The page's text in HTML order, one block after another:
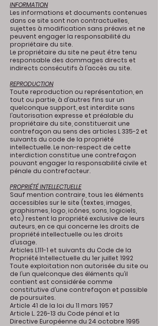
INFORMATION
Les informations et documents contenues
dans ce site sont non contractuelles,
sujettes à modification sans préavis et ne
peuvent engager la responsabilité du
propriétaire du site.
Le propriétaire du site ne peut être tenu
responsable des dommages directs et
indirects consécutifs à l’accès au site.
REPRODUCTION
Toute reproduction ou représentation, en
tout ou partie, à d’autres fins sur un
quelconque support, est interdite sans
l’autorisation expresse et préalable du
propriétaire du site, constituerait une
contrefaçon au sens des articles L 335-2 et
suivants du code de la propriété
intellectuelle. Le non-respect de cette
interdiction constitue une contrefaçon
pouvant engager la responsabilité civile et
pénale du contrefacteur.
PROPRIÉTÉ INTELLECTUELLE
Sauf mention contraire, tous les éléments
accessibles sur le site (textes, images,
graphismes, logo, icônes, sons, logiciels,
etc.) restent la propriété exclusive de leurs
auteurs, en ce qui concerne les droits de
propriété intellectuelle ou les droits
d’usage.
Articles L111-1 et suivants du Code de la
Propriété Intellectuelle du 1er juillet 1992
Toute exploitation non autorisée du site ou
de l’un quelconque des éléments qu’il
contient est considérée comme
constitutive d’une contrefaçon et passible
de poursuites.
Article 41 de la loi du 11 mars 1957
Article L. 226-13 du Code pénal et la
Directive Européenne du 24 octobre 1995